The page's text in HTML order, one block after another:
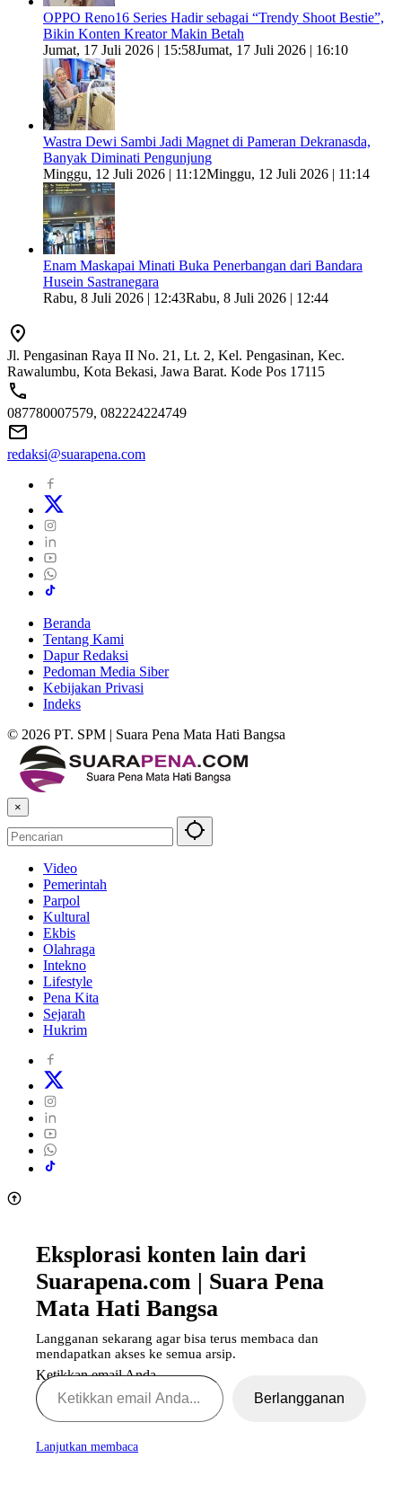
OPPO Reno16 Series Hadir sebagai “Trendy Shoot Bestie”,
Bikin Konten Kreator Makin Betah
Jumat, 17 Juli 2026 | 15:58Jumat, 17 Juli 2026 | 16:10
Wastra Dewi Sambi Jadi Magnet di Pameran Dekranasda,
Banyak Diminati Pengunjung
Minggu, 12 Juli 2026 | 11:12Minggu, 12 Juli 2026 | 11:14
Enam Maskapai Minati Buka Penerbangan dari Bandara
Husein Sastranegara
Rabu, 8 Juli 2026 | 12:43Rabu, 8 Juli 2026 | 12:44
Jl. Pengasinan Raya II No. 21, Lt. 2, Kel. Pengasinan, Kec.
Rawalumbu, Kota Bekasi, Jawa Barat. Kode Pos 17115
087780007579, 082224224749
redaksi@suarapena.com
Beranda
Tentang Kami
Dapur Redaksi
Pedoman Media Siber
Kebijakan Privasi
Indeks
© 2026 PT. SPM | Suara Pena Mata Hati Bangsa
×
Video
Pemerintah
Parpol
Kultural
Ekbis
Olahraga
Intekno
Lifestyle
Pena Kita
Sejarah
Hukrim
Eksplorasi konten lain dari
Suarapena.com | Suara Pena
Mata Hati Bangsa
Langganan sekarang agar bisa terus membaca dan
mendapatkan akses ke semua arsip.
Ketikkan email Anda...
Berlangganan
Lanjutkan membaca